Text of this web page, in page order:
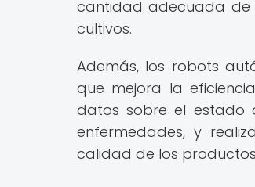
cantidad adecuada de
cultivos.
Además, los robots
que mejora la
datos sobre el estado
enfermedades, y
calidad de los